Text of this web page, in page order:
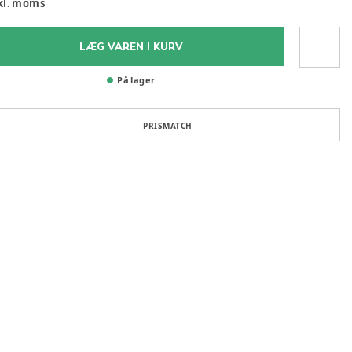
moms
LÆG VAREN I KURV
På lager
PRISMATCH